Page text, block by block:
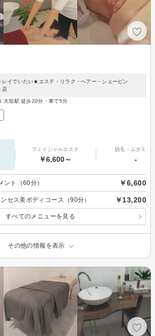
レイでいたい★エステ・リラク・ヘアー・シェービン
店
大垣駅 徒歩20分・車で5分
フェイシャルエステ
￥6,600～
脱毛・ムダ毛処
-
ント（60分） ￥6,600
セス美ボディコース（90分） ￥13,200
すべてのメニューを見る
その他の情報を表示